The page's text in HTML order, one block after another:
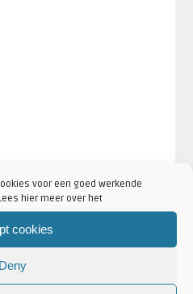
voor een goed werkende
hier meer over het
cookies
Deny